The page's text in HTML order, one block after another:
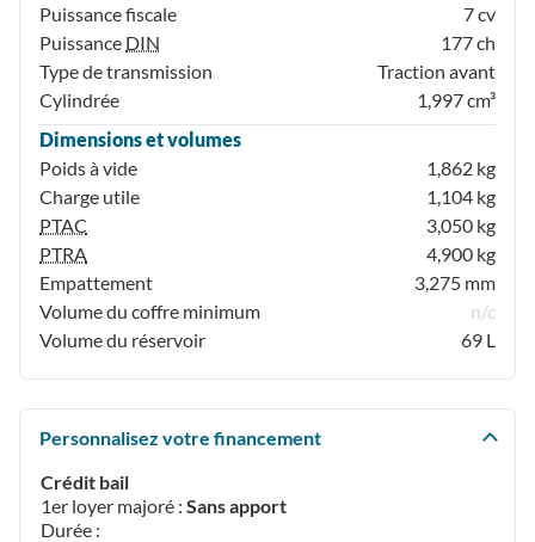
Puissance fiscale
7 cv
Puissance DIN
177 ch
Type de transmission
Traction avant
Cylindrée
1,997 cm³
Dimensions et volumes
Poids à vide
1,862 kg
Charge utile
1,104 kg
PTAC
3,050 kg
PTRA
4,900 kg
Empattement
3,275 mm
Volume du coffre minimum
n/c
Volume du réservoir
69 L
Personnalisez votre financement
Crédit bail
1er loyer majoré : Sans apport
Durée :